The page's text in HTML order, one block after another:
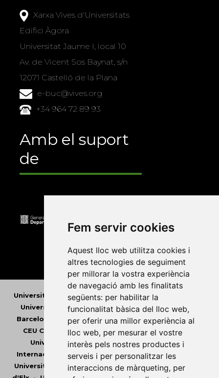
Fem servir cookies
Aquest lloc web utilitza cookies i
altres tecnologies de seguiment
per millorar la vostra experiència
de navegació amb les finalitats
següents: per habilitar la
funcionalitat bàsica del lloc web,
per oferir una millor experiència al
lloc web, per mesurar el vostre
interès pels nostres productes i
serveis i per personalitzar les
interaccions de màrqueting, per
Xarxa Vives d'Universitats
Edifici Àgora
Universitat Jaume I, local 10
Av. de Vicent Sos Baynat, s/n
12071 Castelló de la Plana
e-buc@vives.org
+34 964 72 89 93
Amb el suport
de
Universitat Abat Oliba CEU•Universitat d'Alacant
Universitat d'Andorra•Universitat Autònoma de
Barcelona
Universitat de Barcelona•Universitat
CEU Cardenal Herrera
•Universitat de Girona
Universitat de les Illes Balears•Universitat
Internacional de Catalunya •Universitat Jaume I
Universitat de Lleida•Universitat Miguel Hernández